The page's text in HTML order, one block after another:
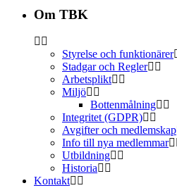
Om TBK
Styrelse och funktionärer
Stadgar och Regler
Arbetsplikt
Miljö
Bottenmålning
Integritet (GDPR)
Avgifter och medlemskap
Info till nya medlemmar
Utbildning
Historia
Kontakt